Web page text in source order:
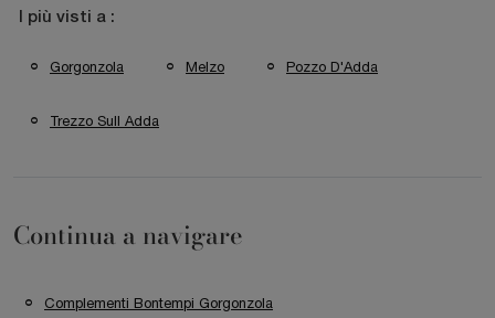
I più visti a :
Gorgonzola Melzo Pozzo D'Adda
Trezzo Sull Adda
Continua a navigare
Complementi Bontempi Gorgonzola